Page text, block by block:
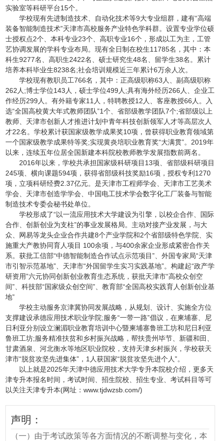
实验室等科研平台15个。
学校现有先进制造技术、自动化技术等9大专业组群，建有“高端
装备智能制造技术”天津市高校服务产业特色学科群。设置专业学位硕
士授权点2个、本科专业23个、高职专业16个，形成以工为主，工管
艺协调发展的学科专业布局。现有全日制在校生11785名，其中：本
科生9277名、高职生2422名、硕士研究生48名、留学生38名。累计
培养本科毕业生8238名;社会培训规模近三年累计6万余人次。
学校现有教职员工766名，其中：正高级职称63人、副高级职称
262人;博士学位143人，硕士学位499人;具有海外经历266人、企业工
作经历299人。有外籍专家11人，特聘教授12人、客座教授66人。入
选“全国高校黄大年式教师团队”1个、省部级教学团队7个;省部级以上
教师、天津市创新人才推进计划中青年科技创新领军人才等高层次人
才22名。学校累计获国家级教学成果奖10项，曾获得职业教育领域第
一个国家级教学成果特等奖;实现黄炎培职业教育奖“大满贯”。2019年
以来，连续五年位居全国新建本科院校教师教学发展指数前两名。
2016年以来，学校共承担国家级科研项目13项、省部级科研项目
245项、横向课题594项，获得省部级科技奖励16项，授权专利1270
项，立项科研经费2.37亿元。是天津市工程师学会、天津市工艺美术
学会、天津市创造学学会、中国电工技术学会数字化工厂装备与智能
制造技术专委会秘书处单位。
学校形成了“以一流应用技术大学建设为引擎，以校企合作、国际
合作、创新创业为支柱”的事业发展格局。主动对接产业发展，与大
众、网易等龙头企业合作共建8个产业学院和2个省部级特色学院、实
施重大产教协同育人项目 100余项，与400余家企业形成紧密合作关
系。获批工信部“中德智能制造合作试点示范项目”、外国专家局“天津
市引智示范基地”、天津市“外国留学生实习实践基地”。构建起“政产学
研资用”六元协同创新创业教育生态系统，获批天津市“高校众创空
间”、科技部“国家级众创空间”、教育部“全国高校实践育人创新创业基
地”
学校主动服务京津冀协同发展战略，从规划、设计、实施全方位
支撑建设承德应用技术职业学院;服务“一带一路”倡议，在柬埔寨、尼
日利亚分别设立澜湄职业教育培训中心暨柬埔寨鲁班工坊和尼日利亚
鲁班工坊;服务精准扶贫和乡村振兴战略，帮扶贵州毕节、新疆和田、
甘肃酒泉、河北衡水等地区职业院校，支持天津乡村振兴，学校获天
津市“脱贫攻坚先进集体”，1人获国家“脱贫攻坚先进个人”。
以上就是2025年天津中德应用技术大学专升本院校介绍，更多天
津专升本报名时间，考试时间、招生院校、招生专业、考试科目等可
以关注天津专升本(网址：www.tjdwzsb.com/)
声明：
（一）由于考试政策等各方面情况的不断调整与变化，本